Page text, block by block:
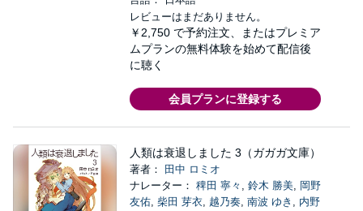
レビューはまだありません。
￥2,750 で予約注文、またはプレミア
ムプランの無料体験を始めて配信後
に聴く
会員プランに登録する
人類は衰退しました 3（ガガガ文庫）
著者：
田中 ロミオ
ナレーター： 稗田 寧々 , 鈴木 勝美, 岡野
友佑, 柴田 芽衣, 越乃奏, 南波 ゆき , 内野